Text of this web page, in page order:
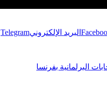
البريد الإلكترونيTelegram
البرلمانية بفرنسا